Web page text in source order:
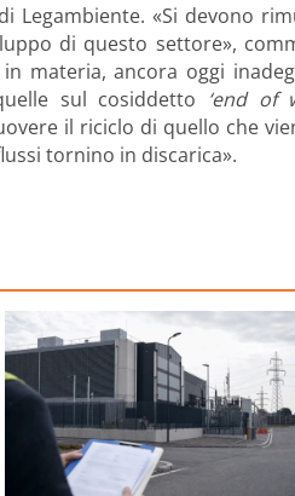
Legambiente. «Si devono
di questo settore»,
materia, ancora oggi
sul cosiddetto ‘end of
il riciclo di quello che
tornino in discarica».